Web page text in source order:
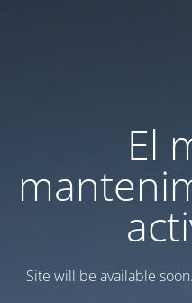
El
Site will be available